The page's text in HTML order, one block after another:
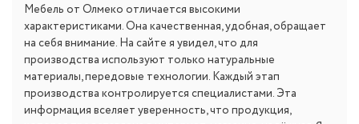
Мебель от Олмеко отличается высокими
характеристиками. Она качественная, удобная, обращает
на себя внимание. На сайте я увидел, что для
производства используют только натуральные
материалы, передовые технологии. Каждый этап
производства контролируется специалистами. Эта
информация вселяет уверенность, что продукция,